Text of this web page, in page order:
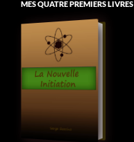
MES QUATRE PREMIERS LIVRES